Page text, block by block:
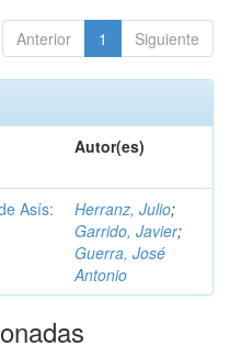
Anterior 1 Siguiente
Autor(es)
Asís:
Herranz, Julio;
Garrido, Javier;
Guerra, José
Antonio